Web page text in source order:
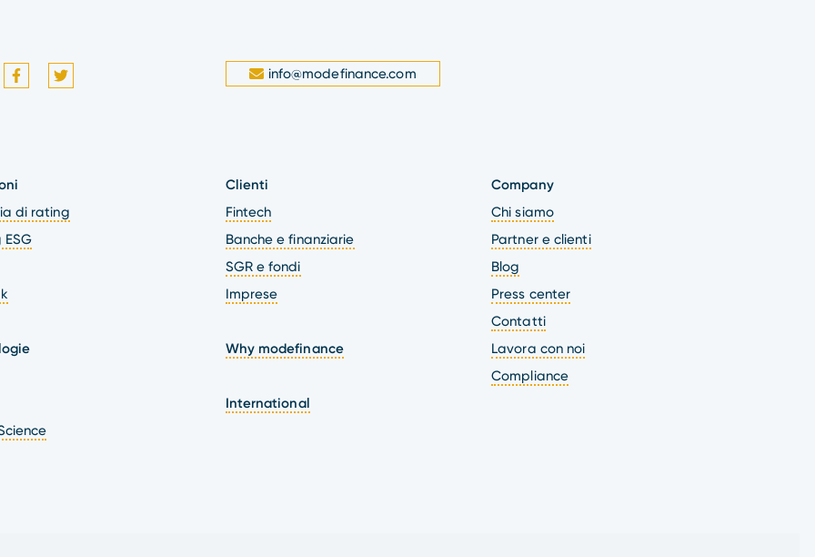
info@modefinance.com
di rating
Clienti
Fintech
Banche e finanziarie
SGR e fondi
Imprese
Why modefinance
International
Company
Chi siamo
Partner e clienti
Blog
Press center
Contatti
Lavora con noi
Compliance